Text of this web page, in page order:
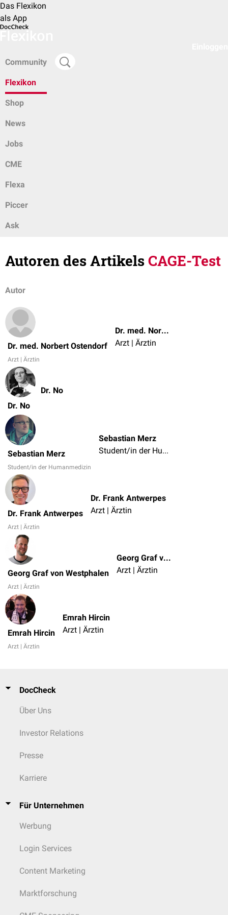
Das Flexikon
als App
Community
Flexikon
Shop
News
Jobs
CME
Flexa
Piccer
Ask
Autoren des ArtikelsCAGE-Test
Autor
Dr. med. Norbert Ostendorf
Arzt | Ärztin
Dr. med. Norbert Ostendorf
Arzt | Ärztin
Dr. No
Dr. No
Sebastian Merz
Student/in der Humanmedizin
Sebastian Merz
Student/in der Humanmedizin
Dr. Frank Antwerpes
Arzt | Ärztin
Dr. Frank Antwerpes
Arzt | Ärztin
Georg Graf von Westphalen
Arzt | Ärztin
Georg Graf von Westphalen
Arzt | Ärztin
Emrah Hircin
Arzt | Ärztin
Emrah Hircin
Arzt | Ärztin
DocCheck
Über Uns
Investor Relations
Presse
Karriere
Für Unternehmen
Werbung
Login Services
Content Marketing
Marktforschung